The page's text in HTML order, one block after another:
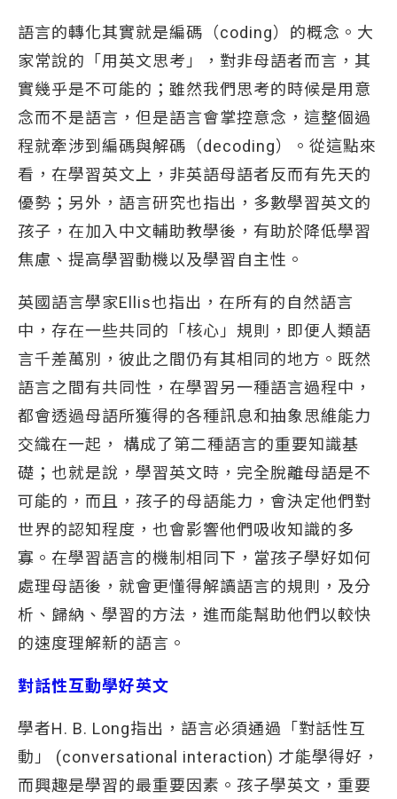
語言的轉化其實就是編碼（coding）的概念。大
家常說的「用英文思考」，對非母語者而言，其
實幾乎是不可能的；雖然我們思考的時候是用意
念而不是語言，但是語言會掌控意念，這整個過
程就牽涉到編碼與解碼（decoding）。從這點來
看，在學習英文上，非英語母語者反而有先天的
優勢；另外，語言研究也指出，多數學習英文的
孩子，在加入中文輔助教學後，有助於降低學習
焦慮、提高學習動機以及學習自主性。
英國語言學家Ellis也指出，在所有的自然語言
中，存在一些共同的「核心」規則，即便人類語
言千差萬別，彼此之間仍有其相同的地方。既然
語言之間有共同性，在學習另一種語言過程中，
都會透過母語所獲得的各種訊息和抽象思維能力
交織在一起， 構成了第二種語言的重要知識基
礎；也就是說，學習英文時，完全脫離母語是不
可能的，而且，孩子的母語能力，會決定他們對
世界的認知程度，也會影響他們吸收知識的多
寡。在學習語言的機制相同下，當孩子學好如何
處理母語後，就會更懂得解讀語言的規則，及分
析、歸納、學習的方法，進而能幫助他們以較快
的速度理解新的語言。
對話性互動學好英文
學者H. B. Long指出，語言必須通過「對話性互
動」 (conversational interaction) 才能學得好，
而興趣是學習的最重要因素。孩子學英文，重要